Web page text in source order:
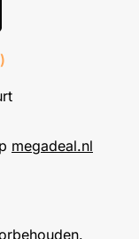
megadeal.nl